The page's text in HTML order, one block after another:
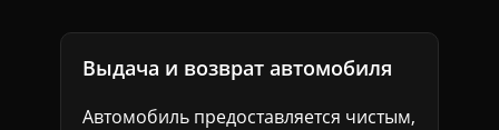
Выдача и возврат автомобиля
Автомобиль предоставляется чистым,